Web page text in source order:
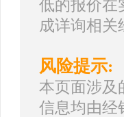
低的报价在
成详询相关
风险提示:
本页面涉及
信息均由经